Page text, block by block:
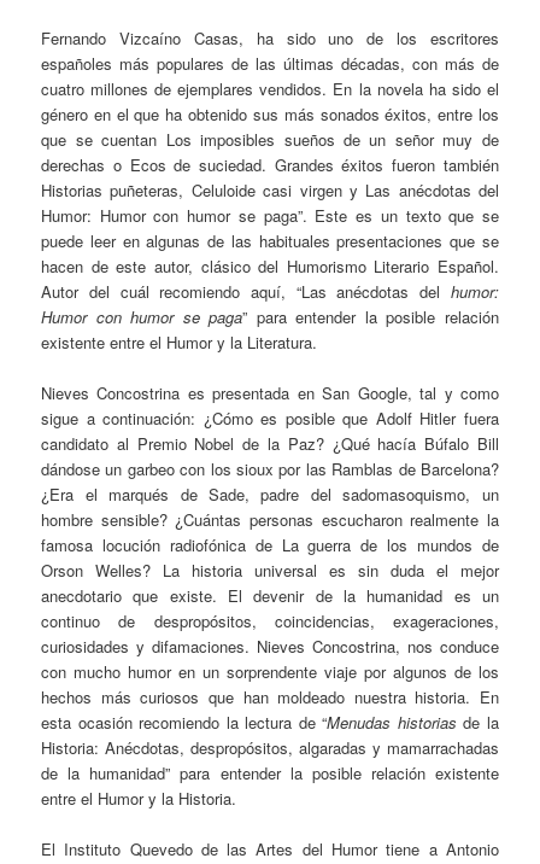
Fernando Vizcaíno Casas, ha sido uno de los escritores
españoles más populares de las últimas décadas, con más de
cuatro millones de ejemplares vendidos. En la novela ha sido el
género en el que ha obtenido sus más sonados éxitos, entre los
que se cuentan Los imposibles sueños de un señor muy de
derechas o Ecos de suciedad. Grandes éxitos fueron también
Historias puñeteras, Celuloide casi virgen y Las anécdotas del
Humor: Humor con humor se paga”. Este es un texto que se
puede leer en algunas de las habituales presentaciones que se
hacen de este autor, clásico del Humorismo Literario Español.
Autor del cuál recomiendo aquí, “Las anécdotas del humor:
Humor con humor se paga” para entender la posible relación
existente entre el Humor y la Literatura.
Nieves Concostrina es presentada en San Google, tal y como
sigue a continuación: ¿Cómo es posible que Adolf Hitler fuera
candidato al Premio Nobel de la Paz? ¿Qué hacía Búfalo Bill
dándose un garbeo con los sioux por las Ramblas de Barcelona?
¿Era el marqués de Sade, padre del sadomasoquismo, un
hombre sensible? ¿Cuántas personas escucharon realmente la
famosa locución radiofónica de La guerra de los mundos de
Orson Welles? La historia universal es sin duda el mejor
anecdotario que existe. El devenir de la humanidad es un
continuo de despropósitos, coincidencias, exageraciones,
curiosidades y difamaciones. Nieves Concostrina, nos conduce
con mucho humor en un sorprendente viaje por algunos de los
hechos más curiosos que han moldeado nuestra historia. En
esta ocasión recomiendo la lectura de “Menudas historias de la
Historia: Anécdotas, despropósitos, algaradas y mamarrachadas
de la humanidad” para entender la posible relación existente
entre el Humor y la Historia.
El Instituto Quevedo de las Artes del Humor tiene a Antonio